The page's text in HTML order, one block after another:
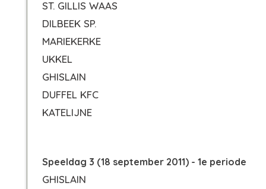
ST. GILLIS WAAS
DILBEEK SP.
MARIEKERKE
UKKEL
GHISLAIN
DUFFEL KFC
KATELIJNE
Speeldag 3 (18 september 2011) - 1e periode
GHISLAIN